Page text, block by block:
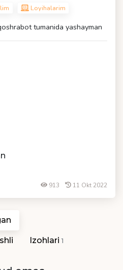
Loyihalarim
tumanida yashayman
913 11 Okt 2022
Izohlari1